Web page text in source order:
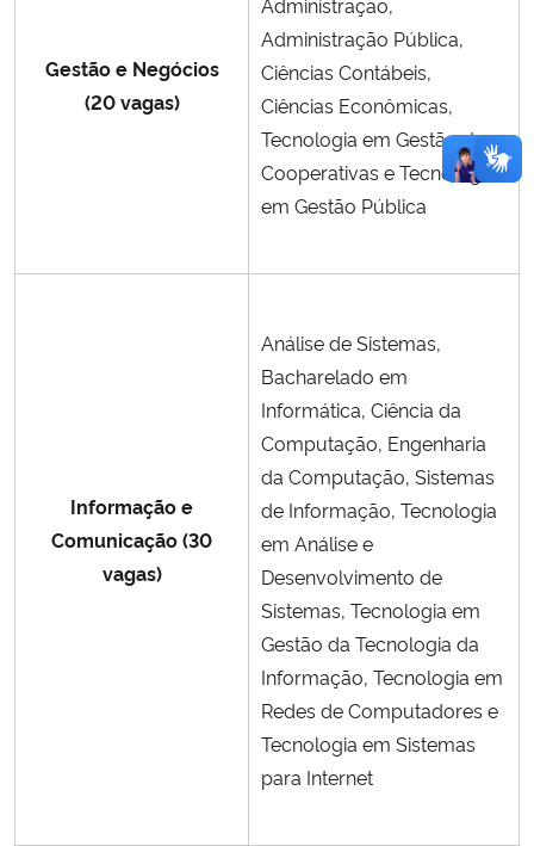
Gestão e Negócios
(20 vagas)
Administração Pública,
Ciências Contábeis,
Ciências Econômicas,
Tecnologia em Gestão de
Cooperativas e Tecnologia
em Gestão Pública
Informação e
Comunicação (30
vagas)
Análise de Sistemas,
Bacharelado em
Informática, Ciência da
Computação, Engenharia
da Computação, Sistemas
de Informação, Tecnologia
em Análise e
Desenvolvimento de
Sistemas, Tecnologia em
Gestão da Tecnologia da
Informação, Tecnologia em
Redes de Computadores e
Tecnologia em Sistemas
para Internet